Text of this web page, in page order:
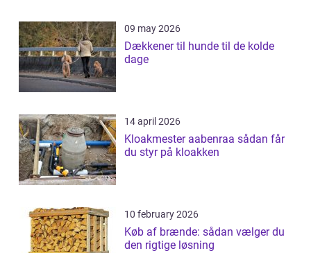
09 may 2026
Dækkener til hunde til de kolde
dage
14 april 2026
Kloakmester aabenraa sådan får
du styr på kloakken
10 february 2026
Køb af brænde: sådan vælger du
den rigtige løsning